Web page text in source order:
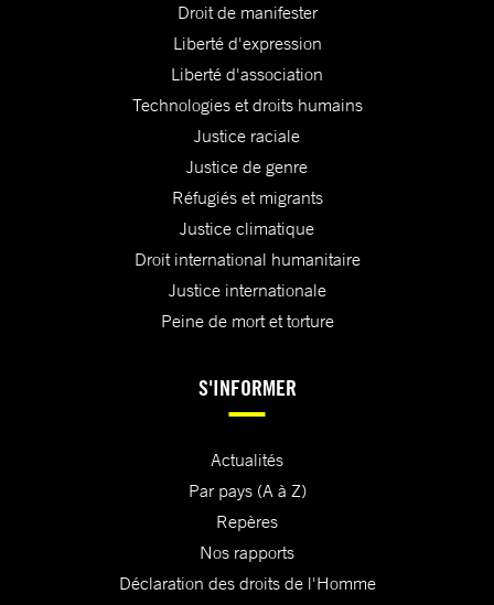
Droit de manifester
Liberté d'expression
Liberté d'association
Technologies et droits humains
Justice raciale
Justice de genre
Réfugiés et migrants
Justice climatique
Droit international humanitaire
Justice internationale
Peine de mort et torture
S'INFORMER
Actualités
Par pays (A à Z)
Repères
Nos rapports
Déclaration des droits de l'Homme